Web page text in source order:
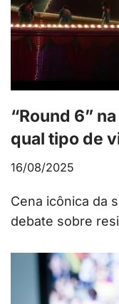
“Round 6”
qual tipo de
16/08/2025
Cena icônica da
debate sobre